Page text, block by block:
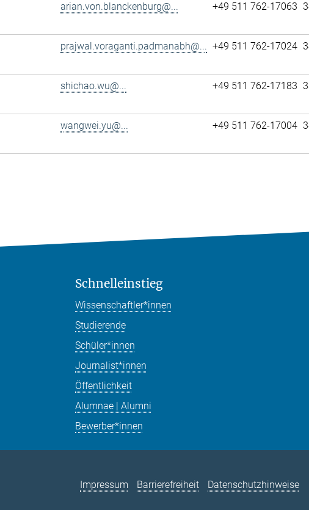
arian.von.blanckenburg@... +49 511 762-17063
prajwal.voraganti.padmanabh@... +49 511 762-17024
shichao.wu@... +49 511 762-17183
wangwei.yu@... +49 511 762-17004
Schnelleinstieg
Wissenschaftler*innen
Studierende
Schüler*innen
Journalist*innen
Öffentlichkeit
Alumnae | Alumni
Bewerber*innen
Impressum Barrierefreiheit Datenschutzhinweise